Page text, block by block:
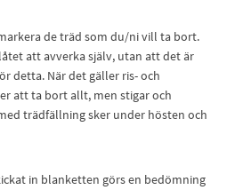
de träd som du/ni vill ta bort.
att avverka själv, utan att det är
detta. När det gäller ris- och
att ta bort allt, men stigar och
trädfällning sker under hösten och
in blanketten görs en bedömning